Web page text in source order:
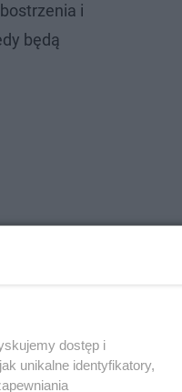
i
będą
dostęp i
unikalne identyfikatory,